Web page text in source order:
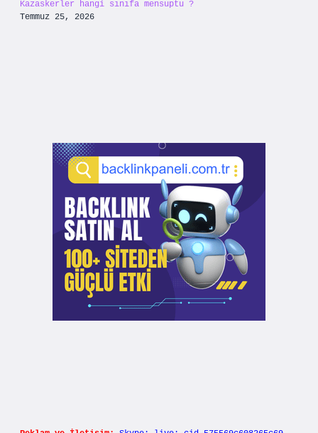
Kazaskerler hangi sınıfa mensuptu ?
Temmuz 25, 2026